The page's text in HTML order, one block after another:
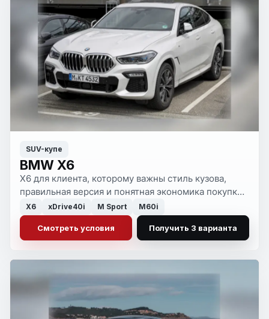
SUV-купе
BMW X6
X6 для клиента, которому важны стиль кузова,
правильная версия и понятная экономика покупки.
Убираем шум рынка и оставляем только сильные
варианты.
X6 xDrive40i M Sport M60i
Смотреть условия Получить 3 варианта